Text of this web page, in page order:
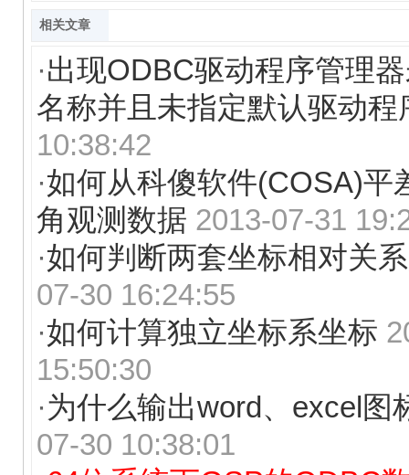
相关文章
·出现ODBC驱动程序管理
名称并且未指定默认驱动程
10:38:42
·如何从科傻软件(COSA)平
角观测数据 2013-07-31
·如何判断两套坐标相对关
07-30 16:24:55
·如何计算独立坐标系坐标
15:50:30
·为什么输出word、excel图
07-30 10:38:01